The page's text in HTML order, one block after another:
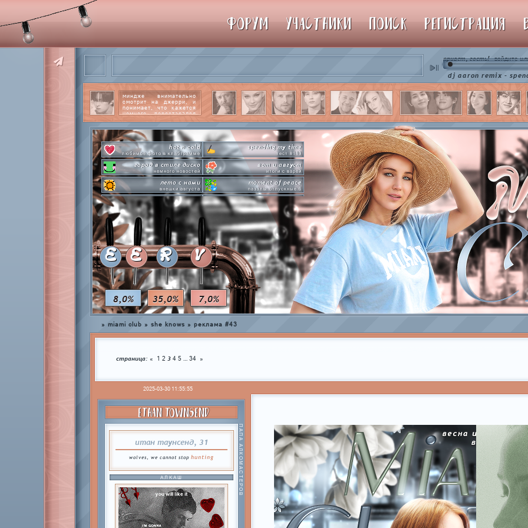
8,0% 35,0% 7,0%
♫ dj aaron remix - spencer hill
миндже внимательно
смотрит на джерри, и
понимает, что кажется
немного перестарался
далее
hot n cold
любимое фото в клабграмме
spending my time
тест #183
город в стиле диско
немного новостей
вот и август
итоги с варей
лето с нами
внешки августа
moment of peace
паззлы отпускные 6
pen-pineapple-apple-pen!
шлакоблокунь заказывали?
сделай это прямо сейчас
лупим пиньяту!
everyone's a star
покупаем звезды
time goes by so slowly
анаграммы на базе
private emotion
с днем эмоций #4
hot in herre
летняя стикер-пати туть
E E R V
ФОРУМ УЧАСТНИКИ ПОИСК РЕГИСТРАЦИЯ
привет, гость! войдите
» miami club » she knows » реклама #43
страница: « 1 2 3 4 5 … 34 »
2025-03-30 11:55:55
ETHAN TOWNSEND
итан таунсенд, 31
wolves, we cannot stophunting ПАПА АЛКОМАСТЕРОВ
АЛКАШ